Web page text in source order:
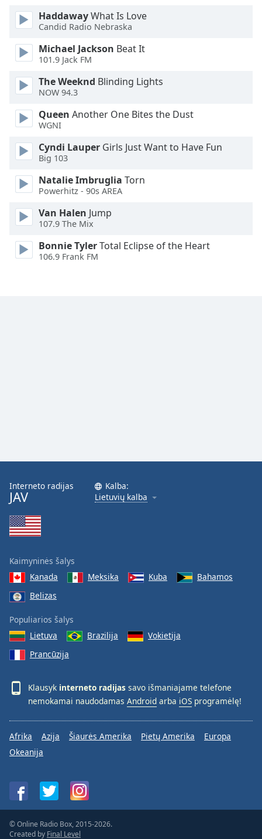
Text
Background
Color
Opacity
Caption
Area
Color
Opacity
Font
Size
Text
HaddawayWhat Is Love
Candid Radio Nebraska
Michael Jackson Beat It
101.9 Jack FM
The Weeknd Blinding Lights
NOW 94.3
Queen Another One Bites the Dust
WGNI
Cyndi Lauper Girls Just Want to Have Fun
Big 103
Natalie Imbruglia Torn
Powerhitz - 90s AREA
Van Halen Jump
107.9 The Mix
Bonnie TylerTotal Eclipse of the Heart
106.9 Frank FM
Interneto radijas
JAV
Kalba:
Lietuvių kalba
Kaimyninės šalys
Kanada
Meksika Kuba
Bahamos
Belizas
Populiarios šalys
Lietuva
Brazilija
Vokietija
Prancūzija
Klausyk interneto radijas savo išmaniajame telefone
nemokamai naudodamas Android arba iOS programėlę!
Afrika Azija Šiaurės Amerika Pietų Amerika
Europa
Okeanija
© Online Radio Box, 2015-2026.
Created by Final Level